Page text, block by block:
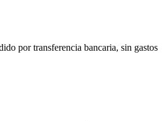
por transferencia bancaria, sin gastos